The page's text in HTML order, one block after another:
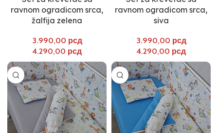
ravnom ogradicom srca,
žalfija zelena
рсд
рсд
ravnom ogradicom srca,
siva
рсд
рсд